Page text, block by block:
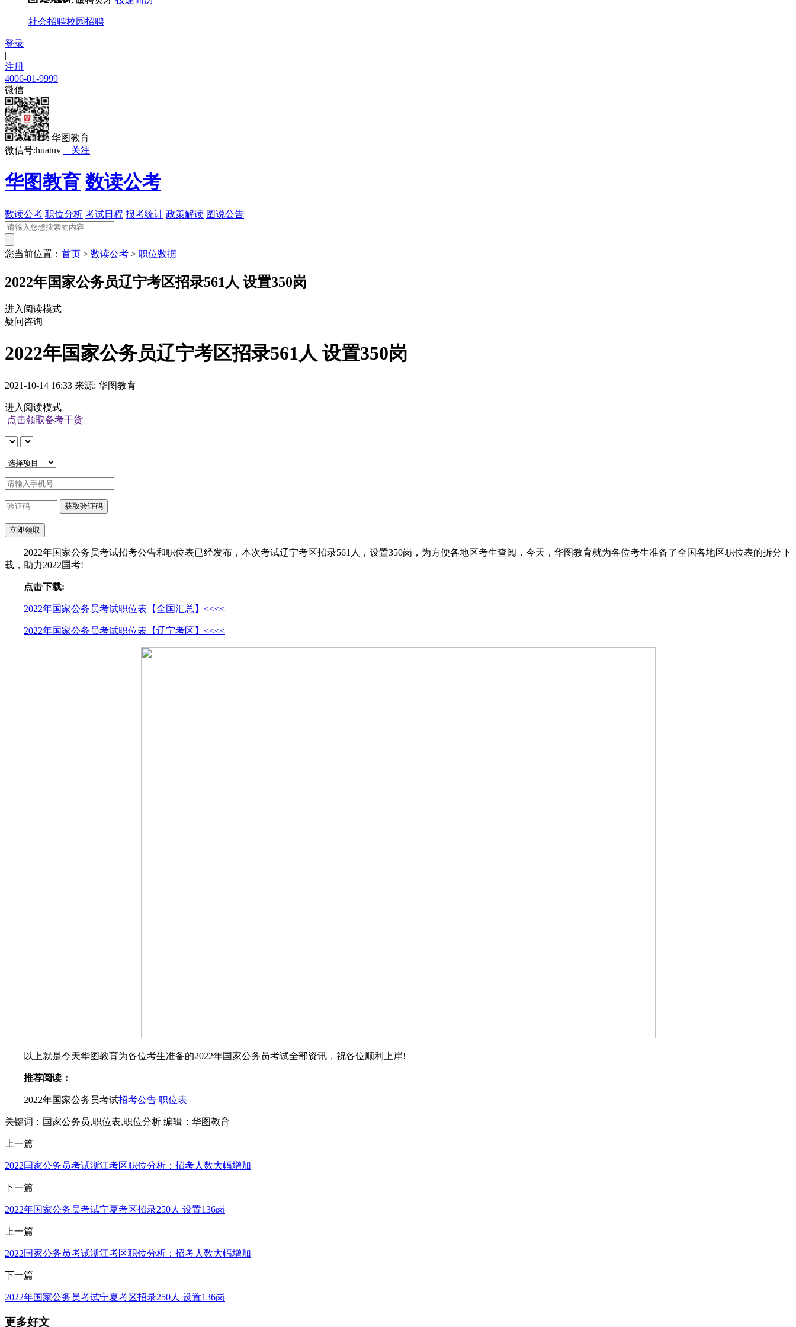
社会招聘校园招聘
登录
|
注册
4006-01-9999
微信
华图教育
微信号:huatuv + 关注
华图教育 数读公考
数读公考 职位分析 考试日程 报考统计 政策解读 图说公告
您当前位置： 首页 > 数读公考 > 职位数据
2022年国家公务员辽宁考区招录561人 设置350岗
进入阅读模式
疑问咨询
2022年国家公务员辽宁考区招录561人 设置350岗
2021-10-14 16:33 来源: 华图教育
进入阅读模式
点击领取备考干货
2022年国家公务员考试招考公告和职位表已经发布，本次考试辽宁考区招录561人，设置350岗，为方便各地区考生查阅，今天，华图教育就为各位考生准备了全国各地区职位表的拆分下
载，助力2022国考!
点击下载:
2022年国家公务员考试职位表【全国汇总】<<<<
2022年国家公务员考试职位表【辽宁考区】<<<<
以上就是今天华图教育为各位考生准备的2022年国家公务员考试全部资讯，祝各位顺利上岸!
推荐阅读：
2022年国家公务员考试招考公告 职位表
关键词：国家公务员,职位表,职位分析 编辑：华图教育
上一篇
2022国家公务员考试浙江考区职位分析：招考人数大幅增加
下一篇
2022年国家公务员考试宁夏考区招录250人 设置136岗
上一篇
2022国家公务员考试浙江考区职位分析：招考人数大幅增加
下一篇
2022年国家公务员考试宁夏考区招录250人 设置136岗
更多好文